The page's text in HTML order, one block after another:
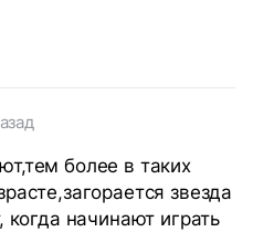
более в таких
звезда
когда начинают играть